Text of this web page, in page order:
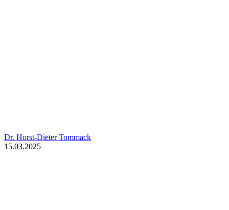
Dr. Horst-Dieter Tommack
15.03.2025